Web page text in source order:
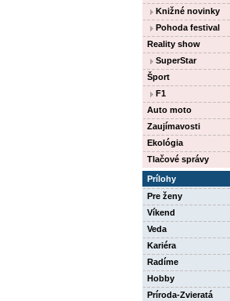
Knižné novinky
Pohoda festival
Reality show
SuperStar
Šport
F1
Auto moto
Zaujímavosti
Ekológia
Tlačové správy
Prílohy
Pre ženy
Víkend
Veda
Kariéra
Radíme
Hobby
Príroda-Zvieratá